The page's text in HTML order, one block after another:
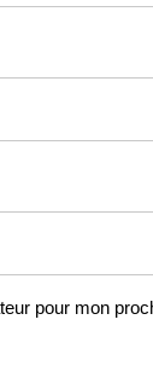
pour mon